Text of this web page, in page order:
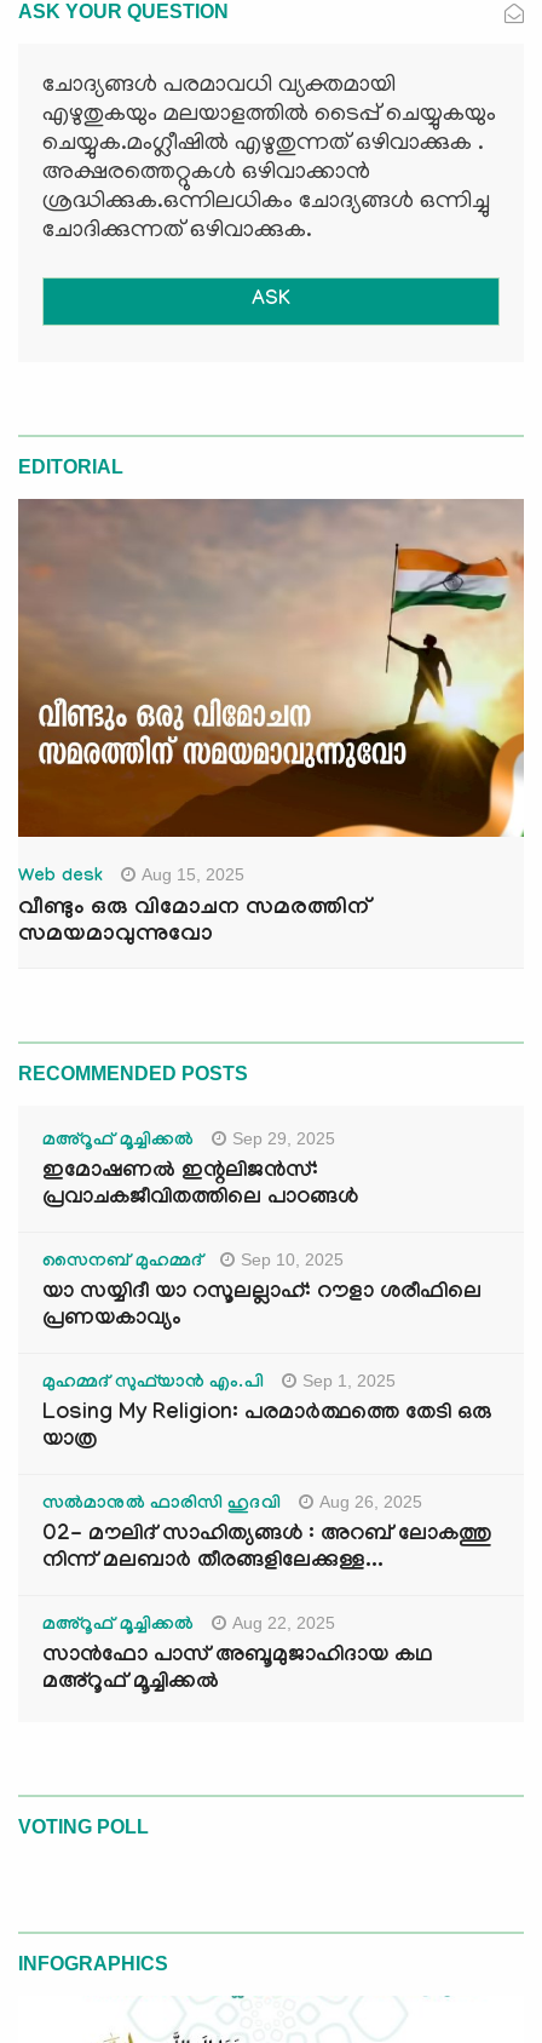
ASK YOUR QUESTION
ചോദ്യങ്ങള്‍ പരമാവധി വ്യക്തമായി
എഴുതുകയും മലയാളത്തില്‍ ടൈപ്പ് ചെയ്യുകയും
ചെയ്യുക.മംഗ്ലീഷില്‍ എഴുതുന്നത് ഒഴിവാക്കുക .
അക്ഷരത്തെറ്റുകള്‍ ഒഴിവാക്കാന്‍
ശ്രദ്ധിക്കുക.ഒന്നിലധികം ചോദ്യങ്ങള്‍ ഒന്നിച്ചു
ചോദിക്കുന്നത് ഒഴിവാക്കുക.
ASK
EDITORIAL
Web desk Aug 15, 2025
വീണ്ടും ഒരു വിമോചന സമരത്തിന്
സമയമാവുന്നുവോ
RECOMMENDED POSTS
മഅ്റൂഫ് മൂച്ചിക്കല്‍ Sep 29, 2025
ഇമോഷണൽ ഇന്റലിജൻസ്:
പ്രവാചകജീവിതത്തിലെ പാഠങ്ങൾ
സൈനബ് മുഹമ്മദ് Sep 10, 2025
യാ സയ്യിദീ യാ റസൂലല്ലാഹ്: റൗളാ ശരീഫിലെ
പ്രണയകാവ്യം
മുഹമ്മദ് സുഫ്‌യാൻ എം.പി Sep 1, 2025
Losing My Religion: പരമാർത്ഥത്തെ തേടി ഒരു
യാത്ര
സൽമാനുൽ ഫാരിസി ഹുദവി Aug 26, 2025
02- മൗലിദ് സാഹിത്യങ്ങൾ : അറബ് ലോകത്തു
നിന്ന് മലബാർ തീരങ്ങളിലേക്കുള്ള...
മഅ്റൂഫ് മൂച്ചിക്കല്‍ Aug 22, 2025
സാൻഫോ പാസ് അബൂമുജാഹിദായ കഥ
മഅ്റൂഫ് മൂച്ചിക്കല്‍
VOTING POLL
INFOGRAPHICS